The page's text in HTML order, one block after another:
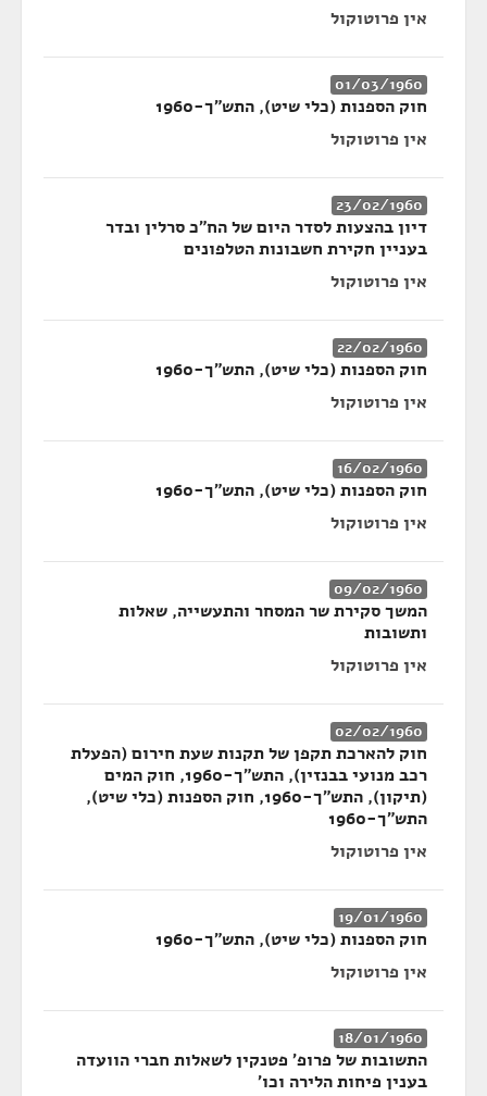
אין פרוטוקול
01/03/1960
חוק הספנות (כלי שיט), התש"ך-1960
אין פרוטוקול
23/02/1960
דיון בהצעות לסדר היום של הח"כ סרלין ובדר
בעניין חקירת חשבונות הטלפונים
אין פרוטוקול
22/02/1960
חוק הספנות (כלי שיט), התש"ך-1960
אין פרוטוקול
16/02/1960
חוק הספנות (כלי שיט), התש"ך-1960
אין פרוטוקול
09/02/1960
המשך סקירת שר המסחר והתעשייה, שאלות
ותשובות
אין פרוטוקול
02/02/1960
חוק להארכת תקפן של תקנות שעת חירום (הפעלת
רכב מנועי בבנזין), התש"ך-1960, חוק המים
(תיקון), התש"ך-1960, חוק הספנות (כלי שיט),
התש"ך-1960
אין פרוטוקול
19/01/1960
חוק הספנות (כלי שיט), התש"ך-1960
אין פרוטוקול
18/01/1960
התשובות של פרופ' פטנקין לשאלות חברי הוועדה
בענין פיחות הלירה וכו'